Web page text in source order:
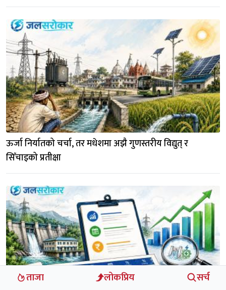
ताजा लोकप्रिय सर्च
ऊर्जा निर्यातको चर्चा, तर मधेशमा अझै गुणस्तरीय विद्युत् र
सिँचाइको प्रतीक्षा